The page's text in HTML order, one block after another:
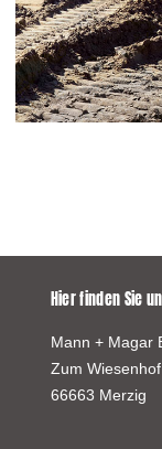
Hier finden Sie
Mann + Magar
Zum
66663 Merzig